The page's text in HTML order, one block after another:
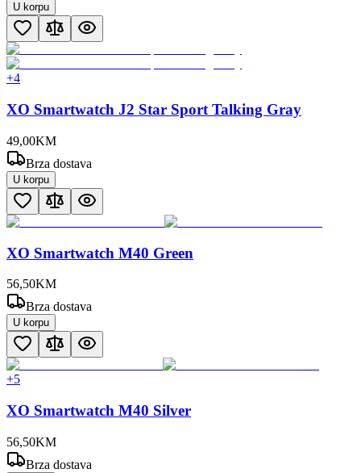
U korpu
+4
XO Smartwatch J2 Star Sport Talking Gray
49,00KM
Brza dostava
U korpu
XO Smartwatch M40 Green
56,50KM
Brza dostava
U korpu
+5
XO Smartwatch M40 Silver
56,50KM
Brza dostava